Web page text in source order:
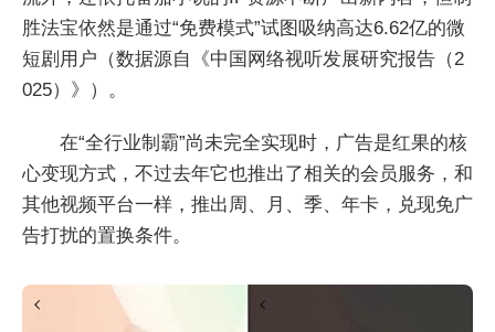
胜法宝依然是通过“免费模式”试图吸纳高达6.62亿的微
短剧用户（数据源自《中国网络视听发展研究报告（2
025）》）。
在“全行业制霸”尚未完全实现时，广告是红果的核
心变现方式，不过去年它也推出了相关的会员服务，和
其他视频平台一样，推出周、月、季、年卡，兑现免广
告打扰的置换条件。